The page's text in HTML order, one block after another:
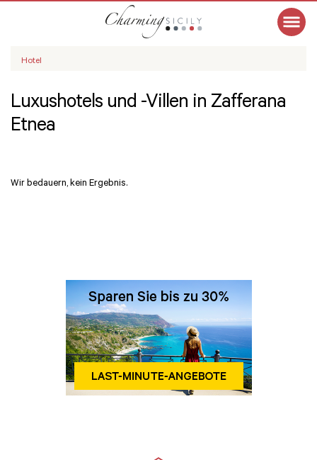
Hotel
Luxushotels und -Villen in Zafferana
Etnea
Wir bedauern, kein Ergebnis.